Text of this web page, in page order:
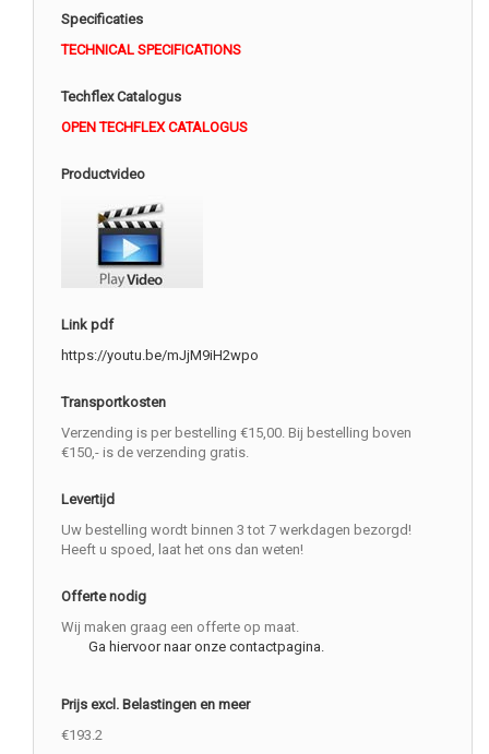
Specificaties
TECHNICAL SPECIFICATIONS
Techflex Catalogus
OPEN TECHFLEX CATALOGUS
Productvideo
Link pdf
https://youtu.be/mJjM9iH2wpo
Transportkosten
Verzending is per bestelling €15,00. Bij bestelling boven
€150,- is de verzending gratis.
Levertijd
Uw bestelling wordt binnen 3 tot 7 werkdagen bezorgd!
Heeft u spoed, laat het ons dan weten!
Offerte nodig
Wij maken graag een offerte op maat.
Ga hiervoor naar onze contactpagina.
Prijs excl. Belastingen en meer
€193.2